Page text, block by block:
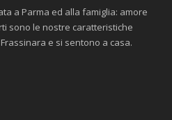
a Parma ed alla famiglia: amore
sono le nostre caratteristiche
e si sentono a casa.